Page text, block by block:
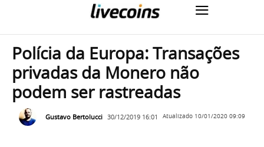
Polícia da Europa: Transações
privadas da Monero não
podem ser rastreadas
Gustavo Bertolucci 30/12/2019 16:01 Atualizado 10/01/2020 09:09